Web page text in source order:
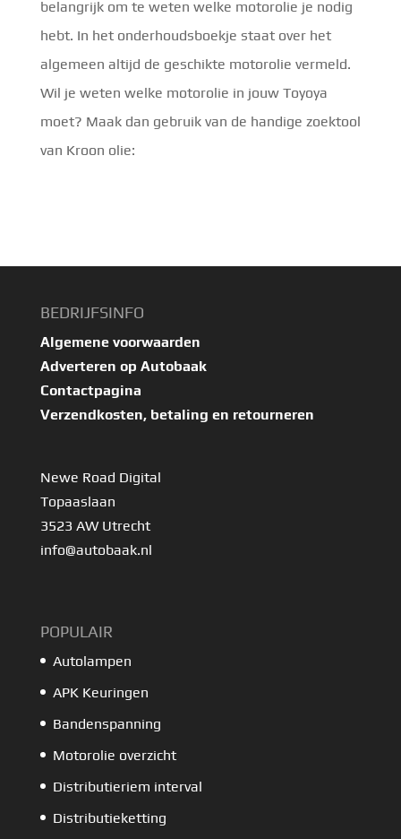
belangrijk om te weten welke motorolie je nodig
hebt. In het onderhoudsboekje staat over het
algemeen altijd de geschikte motorolie vermeld.
Wil je weten welke motorolie in jouw Toyoya
moet? Maak dan gebruik van de handige zoektool
van Kroon olie:
BEDRIJFSINFO
Algemene voorwaarden
Adverteren op Autobaak
Contactpagina
Verzendkosten, betaling en retourneren
Newe Road Digital
Topaaslaan
3523 AW Utrecht
info@autobaak.nl
POPULAIR
Autolampen
APK Keuringen
Bandenspanning
Motorolie overzicht
Distributieriem interval
Distributieketting